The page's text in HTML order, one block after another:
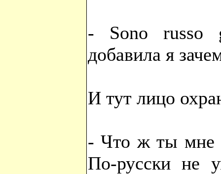
- Sono russo
добавила я
И тут лицо
- Что ж ты мне
По-русски не